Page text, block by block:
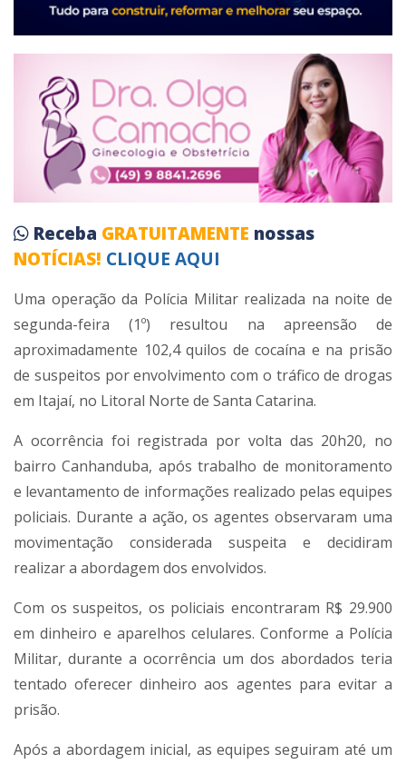
Receba GRATUITAMENTE nossas
NOTÍCIAS! CLIQUE AQUI
Uma operação da Polícia Militar realizada na noite de
segunda-feira (1º) resultou na apreensão de
aproximadamente 102,4 quilos de cocaína e na prisão
de suspeitos por envolvimento com o tráfico de drogas
em Itajaí, no Litoral Norte de Santa Catarina.
A ocorrência foi registrada por volta das 20h20, no
bairro Canhanduba, após trabalho de monitoramento
e levantamento de informações realizado pelas equipes
policiais. Durante a ação, os agentes observaram uma
movimentação considerada suspeita e decidiram
realizar a abordagem dos envolvidos.
Com os suspeitos, os policiais encontraram R$ 29.900
em dinheiro e aparelhos celulares. Conforme a Polícia
Militar, durante a ocorrência um dos abordados teria
tentado oferecer dinheiro aos agentes para evitar a
prisão.
Após a abordagem inicial, as equipes seguiram até um